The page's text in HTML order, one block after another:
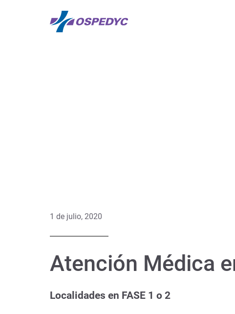
1 de julio, 2020
Atención Médica
Localidades en FASE 1 o 2